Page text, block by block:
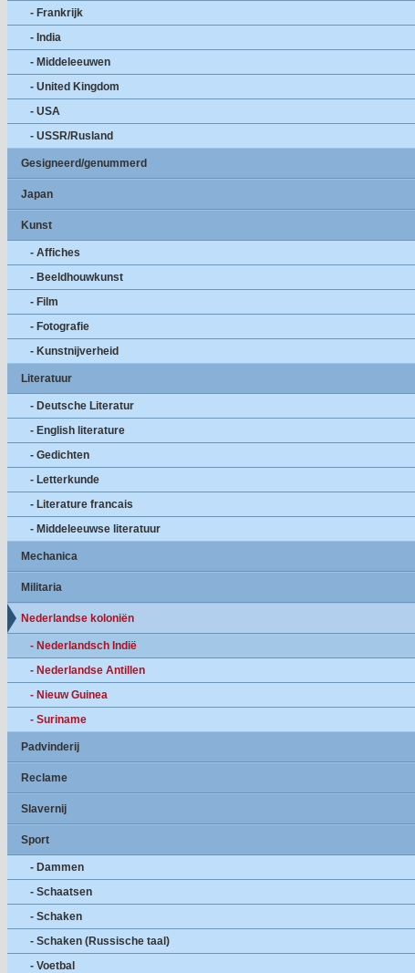
- Frankrijk
- India
- Middeleeuwen
- United Kingdom
- USA
- USSR/Rusland
Gesigneerd/genummerd
Japan
Kunst
- Affiches
- Beeldhouwkunst
- Film
- Fotografie
- Kunstnijverheid
Literatuur
- Deutsche Literatur
- English literature
- Gedichten
- Letterkunde
- Literature francais
- Middeleeuwse literatuur
Mechanica
Militaria
Nederlandse koloniën
- Nederlandsch Indië
- Nederlandse Antillen
- Nieuw Guinea
- Suriname
Padvinderij
Reclame
Slavernij
Sport
- Dammen
- Schaatsen
- Schaken
- Schaken (Russische taal)
- Voetbal